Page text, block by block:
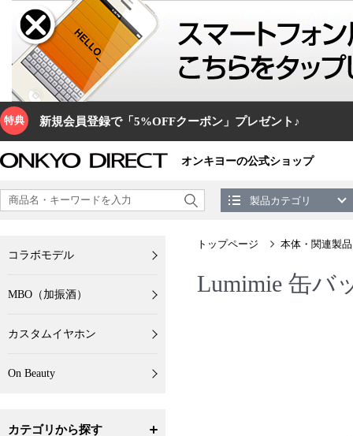
特典 新規会員登録で「5%OFFクーポン」プレゼント♪
オンキヨーの公式ショップ
製品カテゴリ
トップページ 本体・関連製品
Lumimie 缶バ
コラボモデル
MBO（加振酒）
カスタムイヤホン
On Beauty
カテゴリから探す